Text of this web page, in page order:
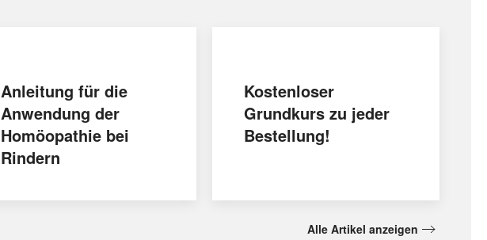
Anleitung für die
Anwendung der
Homöopathie bei
Rindern
Kostenloser
Grundkurs zu jeder
Bestellung!
Alle Artikel anzeigen